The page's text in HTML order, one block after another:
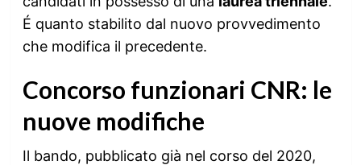
É quanto stabilito dal nuovo provvedimento
che modifica il precedente.
Concorso funzionari CNR: le
nuove modifiche
Il bando, pubblicato già nel corso del 2020,